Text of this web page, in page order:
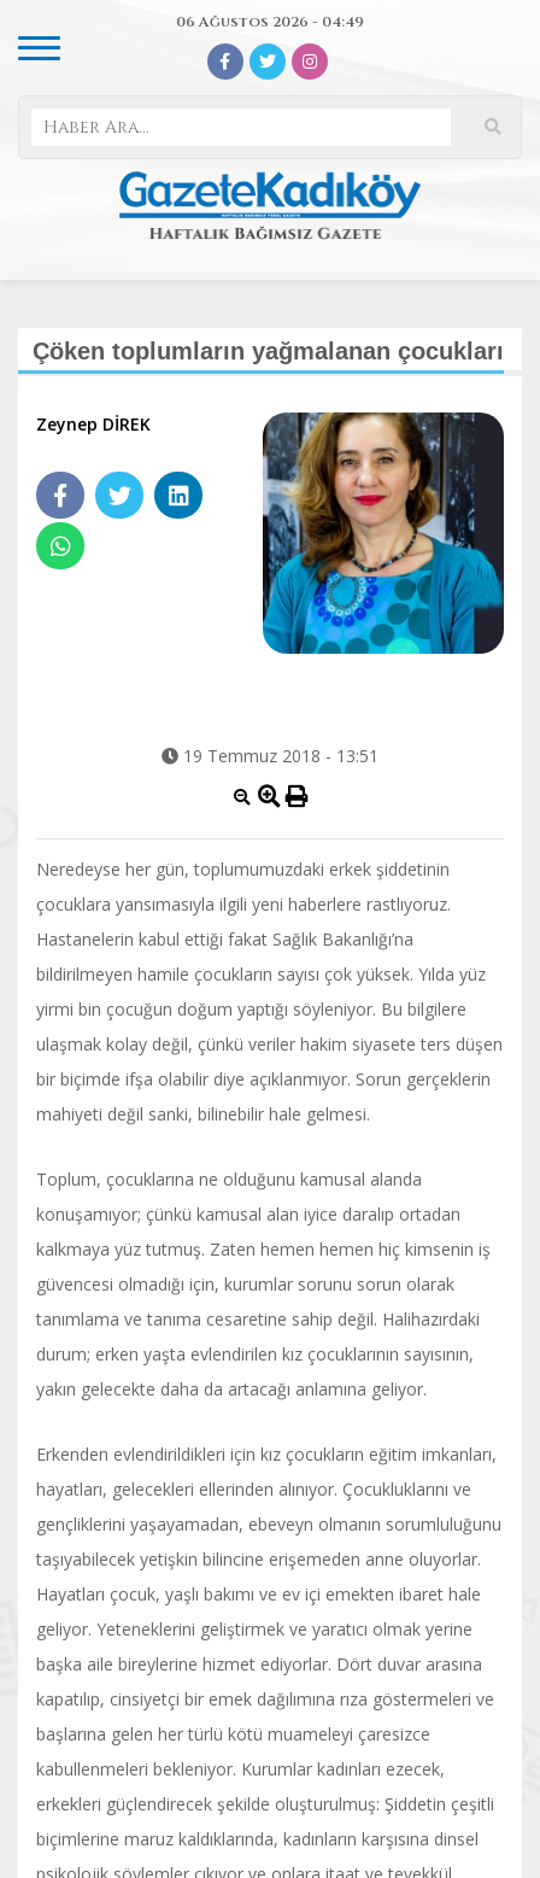
06 Ağustos 2026 - 04:49
Çöken toplumların yağmalanan çocukları
Zeynep DİREK
19 Temmuz 2018 - 13:51
Neredeyse her gün, toplumumuzdaki erkek şiddetinin
çocuklara yansımasıyla ilgili yeni haberlere rastlıyoruz.
Hastanelerin kabul ettiği fakat Sağlık Bakanlığı’na
bildirilmeyen hamile çocukların sayısı çok yüksek. Yılda yüz
yirmi bin çocuğun doğum yaptığı söyleniyor. Bu bilgilere
ulaşmak kolay değil, çünkü veriler hakim siyasete ters düşen
bir biçimde ifşa olabilir diye açıklanmıyor. Sorun gerçeklerin
mahiyeti değil sanki, bilinebilir hale gelmesi.
Toplum, çocuklarına ne olduğunu kamusal alanda
konuşamıyor; çünkü kamusal alan iyice daralıp ortadan
kalkmaya yüz tutmuş. Zaten hemen hemen hiç kimsenin iş
güvencesi olmadığı için, kurumlar sorunu sorun olarak
tanımlama ve tanıma cesaretine sahip değil. Halihazırdaki
durum; erken yaşta evlendirilen kız çocuklarının sayısının,
yakın gelecekte daha da artacağı anlamına geliyor.
Erkenden evlendirildikleri için kız çocukların eğitim imkanları,
hayatları, gelecekleri ellerinden alınıyor. Çocukluklarını ve
gençliklerini yaşayamadan, ebeveyn olmanın sorumluluğunu
taşıyabilecek yetişkin bilincine erişemeden anne oluyorlar.
Hayatları çocuk, yaşlı bakımı ve ev içi emekten ibaret hale
geliyor. Yeteneklerini geliştirmek ve yaratıcı olmak yerine
başka aile bireylerine hizmet ediyorlar. Dört duvar arasına
kapatılıp, cinsiyetçi bir emek dağılımına rıza göstermeleri ve
başlarına gelen her türlü kötü muameleyi çaresizce
kabullenmeleri bekleniyor. Kurumlar kadınları ezecek,
erkekleri güçlendirecek şekilde oluşturulmuş: Şiddetin çeşitli
biçimlerine maruz kaldıklarında, kadınların karşısına dinsel